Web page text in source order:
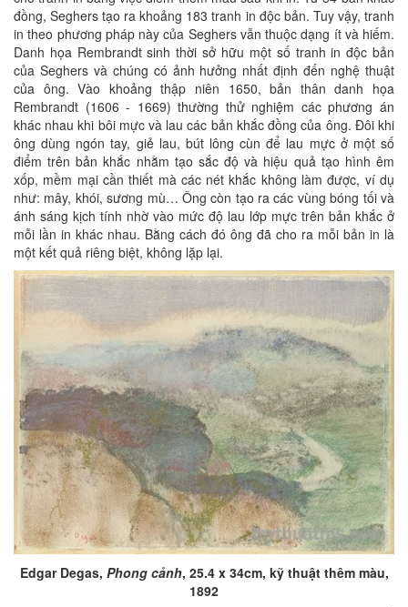
đồng, Seghers tạo ra khoảng 183 tranh in độc bản. Tuy vậy, tranh
in theo phương pháp này của Seghers vẫn thuộc dạng ít và hiếm.
Danh họa Rembrandt sinh thời sở hữu một số tranh in độc bản
của Seghers và chúng có ảnh hưởng nhất định đến nghệ thuật
của ông. Vào khoảng thập niên 1650, bản thân danh họa
Rembrandt (1606 - 1669) thường thử nghiệm các phương án
khác nhau khi bôi mực và lau các bản khắc đồng của ông. Đôi khi
ông dùng ngón tay, giẻ lau, bút lông cùn để lau mực ở một số
điểm trên bản khắc nhằm tạo sắc độ và hiệu quả tạo hình êm
xốp, mềm mại cần thiết mà các nét khắc không làm được, ví dụ
như: mây, khói, sương mù… Ông còn tạo ra các vùng bóng tối và
ánh sáng kịch tính nhờ vào mức độ lau lớp mực trên bản khắc ở
mỗi lần in khác nhau. Bằng cách đó ông đã cho ra mỗi bản in là
một kết quả riêng biệt, không lặp lại.
Edgar Degas, Phong cảnh, 25.4 x 34cm, kỹ thuật thêm màu,
1892